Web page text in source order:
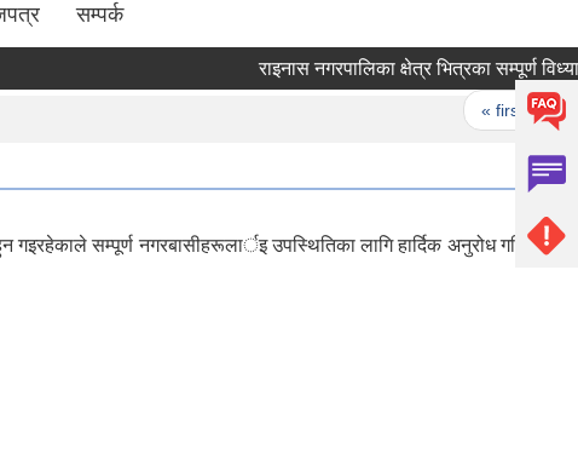
सम्पर्क
« first
सम्पूर्ण नगरबासीहरूलार्इ उपस्थितिका लागि हार्दिक अनुरोध गरिन्छ